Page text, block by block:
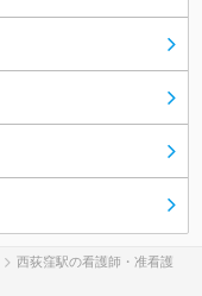
西荻窪駅の看護師・准看護